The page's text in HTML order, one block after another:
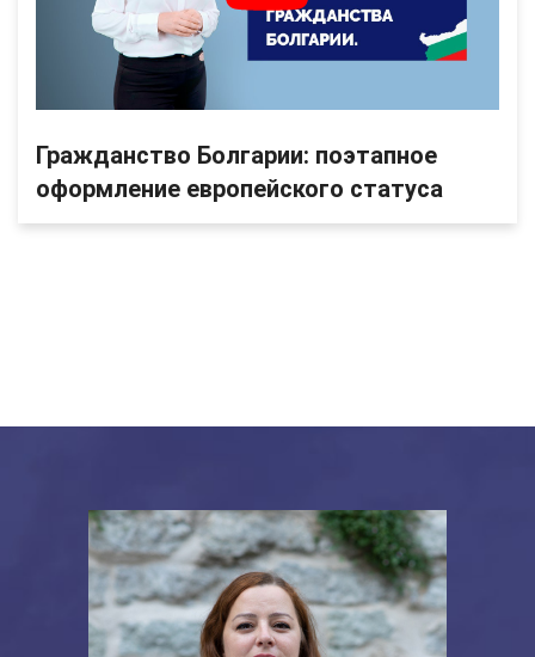
Гражданство Болгарии: поэтапное
оформление европейского статуса